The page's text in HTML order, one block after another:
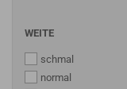
WEITE
schmal
normal